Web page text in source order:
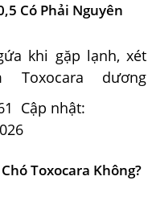
Có Phải Nguyên
khi gặp lạnh, xét
Toxocara dương
có phải nguyên
sĩ Bác sĩ Nguyễn
phòng ngừa sán...
Cập nhật:
Toxocara Không?